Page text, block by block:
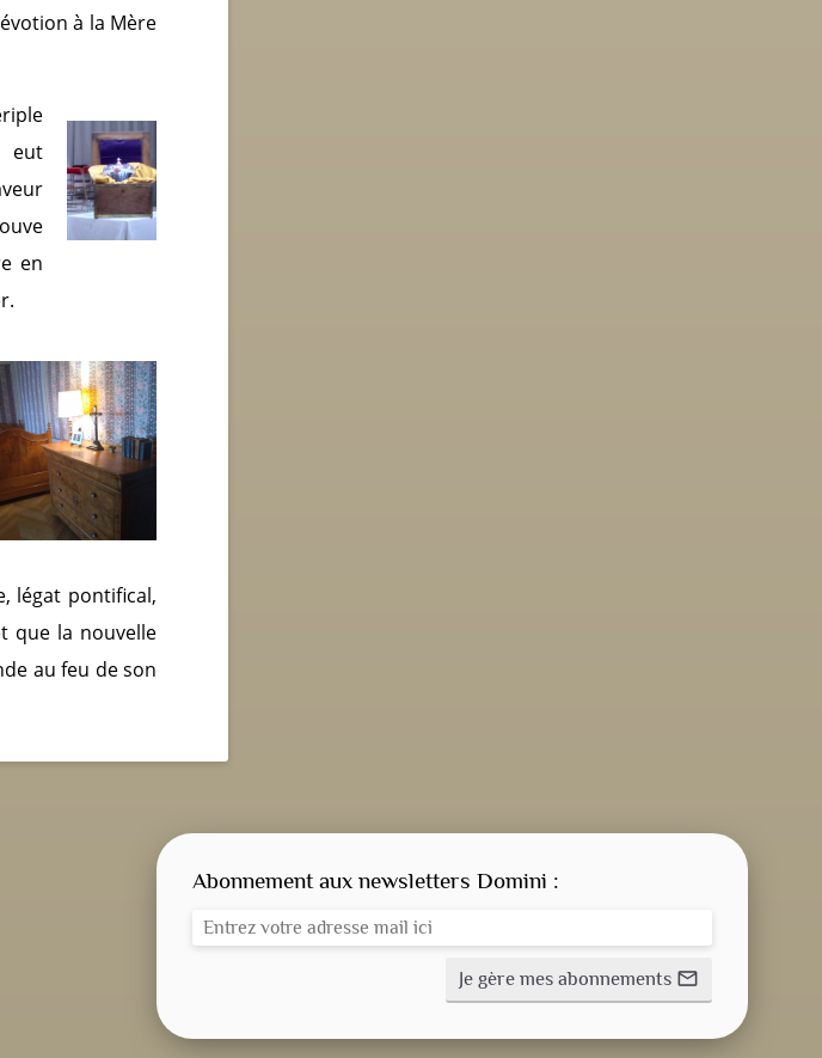
à la Mère
eut
en
légat pontifical,
que la nouvelle
au feu de son
Abonnement aux newsletters Domini :
Je gère mes abonnements mail_outline